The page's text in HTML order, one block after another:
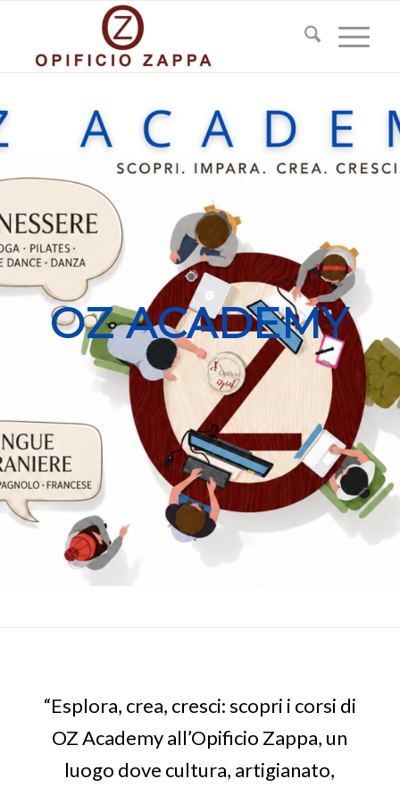
OZ ACADEMY
“Esplora, crea, cresci: scopri i corsi di
OZ Academy all’Opificio Zappa, un
luogo dove cultura, artigianato,